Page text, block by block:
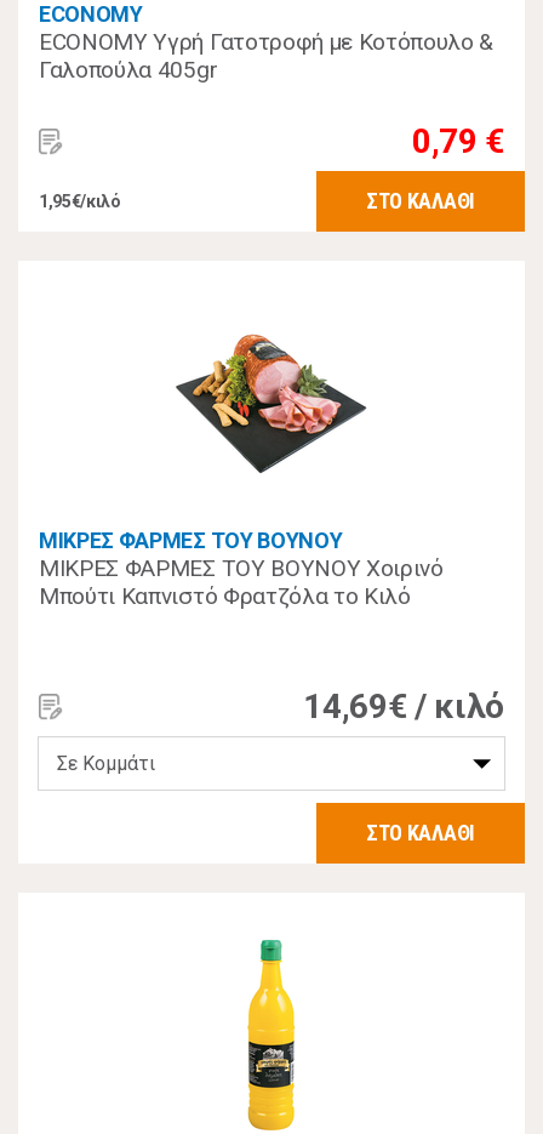
ECONOMY
ECONOMY Υγρή Γατοτροφή με Κοτόπουλο &
Γαλοπούλα 405gr
0,79 €
1,95€/κιλό ΣΤΟ ΚΑΛΑΘΙ
ΜΙΚΡΕΣ ΦΑΡΜΕΣ ΤΟΥ ΒΟΥΝΟΥ
ΜΙΚΡΕΣ ΦΑΡΜΕΣ ΤΟΥ ΒΟΥΝΟΥ Χοιρινό
Μπούτι Καπνιστό Φρατζόλα το Κιλό
14,69€ / κιλό
ΣΤΟ ΚΑΛΑΘΙ